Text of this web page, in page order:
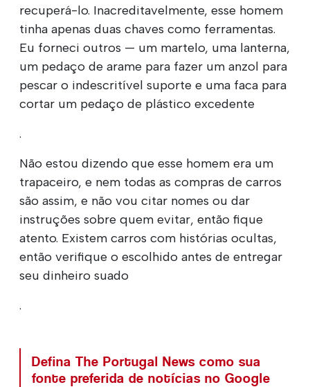
recuperá-lo. Inacreditavelmente, esse homem
tinha apenas duas chaves como ferramentas.
Eu forneci outros — um martelo, uma lanterna,
um pedaço de arame para fazer um anzol para
pescar o indescritível suporte e uma faca para
cortar um pedaço de plástico excedente
.
Não estou dizendo que esse homem era um
trapaceiro, e nem todas as compras de carros
são assim, e não vou citar nomes ou dar
instruções sobre quem evitar, então fique
atento. Existem carros com histórias ocultas,
então verifique o escolhido antes de entregar
seu dinheiro suado
.
Defina The Portugal News como sua
fonte preferida de notícias no Google